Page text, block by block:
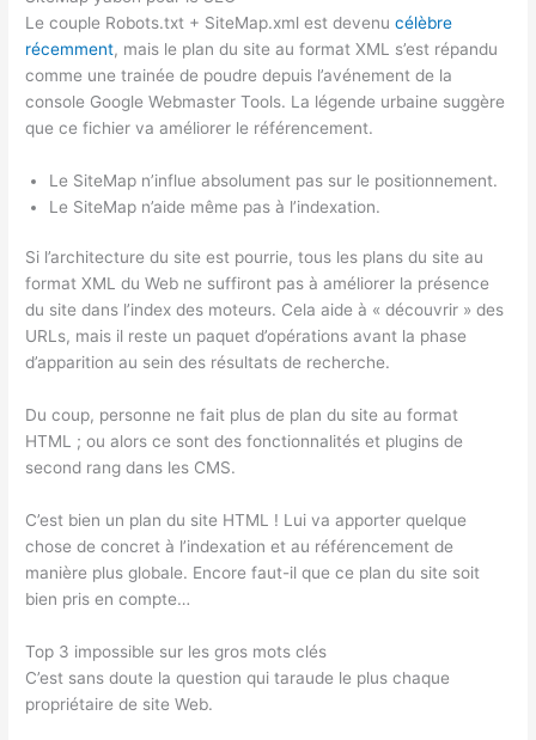
Le couple Robots.txt + SiteMap.xml est devenucélèbre
récemment, mais le plan du site au format XML s’est répandu
comme une trainée de poudre depuis l’avénement de la
console Google Webmaster Tools. La légende urbaine suggère
que ce fichier va améliorer le référencement.
Le SiteMap n’influe absolument pas sur le positionnement.
Le SiteMap n’aide même pas à l’indexation.
Si l’architecture du site est pourrie, tous les plans du site au
format XML du Web ne suffiront pas à améliorer la présence
du site dans l’index des moteurs. Cela aide à « découvrir » des
URLs, mais il reste un paquet d’opérations avant la phase
d’apparition au sein des résultats de recherche.
Du coup, personne ne fait plus de plan du site au format
HTML ; ou alors ce sont des fonctionnalités et plugins de
second rang dans les CMS.
C’est bien un plan du site HTML ! Lui va apporter quelque
chose de concret à l’indexation et au référencement de
manière plus globale. Encore faut-il que ce plan du site soit
bien pris en compte…
Top 3 impossible sur les gros mots clés
C’est sans doute la question qui taraude le plus chaque
propriétaire de site Web.